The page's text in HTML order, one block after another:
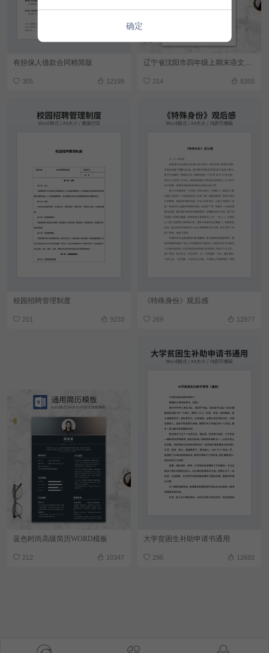
有担保人借款合同精简版
305 12199
辽宁省沈阳市四年级上期末语文试卷word模板
214 8355
校园招聘管理制度
201 9233
《特殊身份》观后感
269 12977
蓝色时尚高级简历WORD模板
212 10347
大学贫困生补助申请书通用
296 12692
确定